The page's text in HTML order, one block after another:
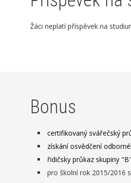
Žáci neplatí příspěvek na
Bonus
certifikovaný svářečský
získání osvědčení
řidičsky průkaz skupiny
pro školní rok 2015/2016